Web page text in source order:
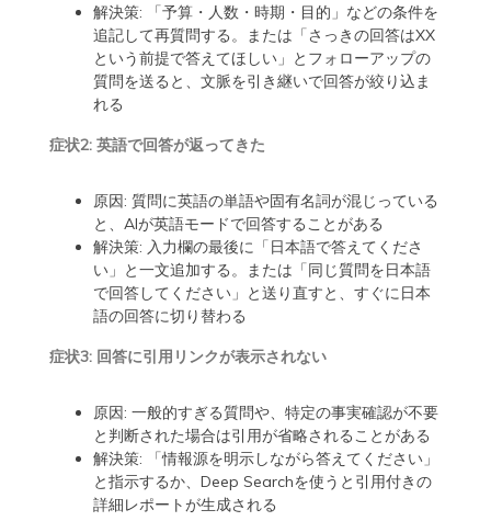
解決策: 「予算・人数・時期・目的」などの条件を
追記して再質問する。または「さっきの回答はXX
という前提で答えてほしい」とフォローアップの
質問を送ると、文脈を引き継いで回答が絞り込ま
れる
症状2: 英語で回答が返ってきた
原因: 質問に英語の単語や固有名詞が混じっている
と、AIが英語モードで回答することがある
解決策: 入力欄の最後に「日本語で答えてくださ
い」と一文追加する。または「同じ質問を日本語
で回答してください」と送り直すと、すぐに日本
語の回答に切り替わる
症状3: 回答に引用リンクが表示されない
原因: 一般的すぎる質問や、特定の事実確認が不要
と判断された場合は引用が省略されることがある
解決策: 「情報源を明示しながら答えてください」
と指示するか、Deep Searchを使うと引用付きの
詳細レポートが生成される